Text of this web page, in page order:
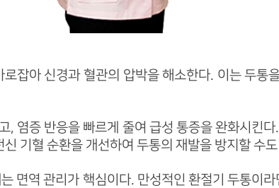
잡아 신경과 혈관의 압박을 해소한다. 이는 두통
, 염증 반응을 빠르게 줄여 급성 통증을 완화시킨
기혈 순환을 개선하여 두통의 재발을 방지할 수
면역 관리가 핵심이다. 만성적인 환절기 두통이